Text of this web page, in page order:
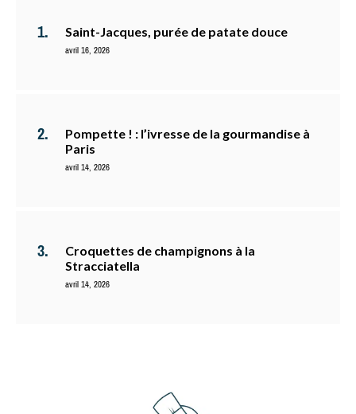
Saint-Jacques, purée de patate douce
avril 16, 2026
Pompette ! : l’ivresse de la gourmandise à
Paris
avril 14, 2026
Croquettes de champignons à la
Stracciatella
avril 14, 2026